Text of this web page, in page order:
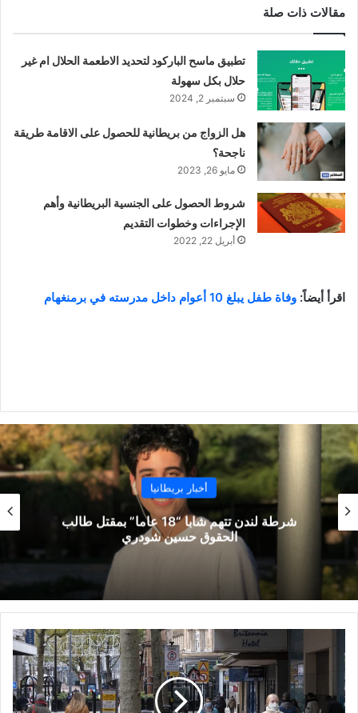
مقالات ذات صلة
تطبيق ماسح الباركود لتحديد الاطعمة الحلال ام غير
حلال بكل سهولة
سبتمبر 2, 2024
هل الزواج من بريطانية للحصول على الاقامة طريقة
ناجحة؟
مايو 26, 2023
شروط الحصول على الجنسية البريطانية وأهم
الإجراءات وخطوات التقديم
أبريل 22, 2022
اقرأ أيضاً: وفاة طفل يبلغ 10 أعوام داخل مدرسته في برمنغهام
أخبار بريطانيا
شرطة لندن تتهم شابا “18 عاما” بمقتل طالب
الحقوق حسين شودري
فتح
الصالات
الرياضية
وجميع